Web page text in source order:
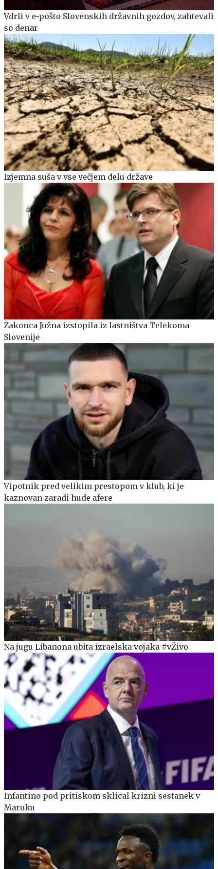
Vdrli v e-pošto Slovenskih državnih gozdov, zahtevali
so denar
Izjemna suša v vse večjem delu države
Zakonca Južna izstopila iz lastništva Telekoma
Slovenije
Vipotnik pred velikim prestopom v klub, ki je
kaznovan zaradi hude afere
Na jugu Libanona ubita izraelska vojaka #vŽivo
Infantino pod pritiskom sklical krizni sestanek v
Maroku